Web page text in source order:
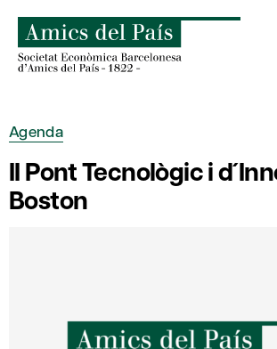
content
Agenda
II Pont Tecnològic i
Boston